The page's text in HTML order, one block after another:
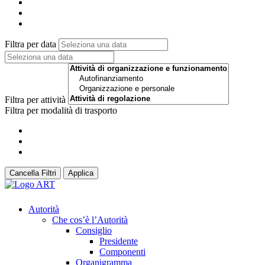
Filtra per data
Filtra per attività
Filtra per modalità di trasporto
Cancella Filtri Applica
Autorità
Che cos’è l’Autorità
Consiglio
Presidente
Componenti
Organigramma